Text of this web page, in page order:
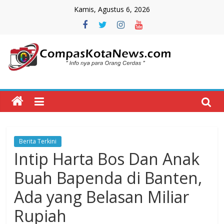
Kamis, Agustus 6, 2026
Compas
Kota
CompasKotaNews.com
Hadir
untuk
memberikan
informasi
kepada
masyarakat
Berita Terkini
Intip Harta Bos Dan Anak
Buah Bapenda di Banten,
Ada yang Belasan Miliar
Rupiah